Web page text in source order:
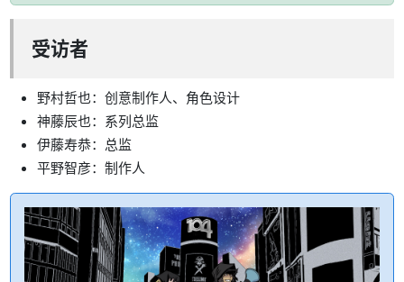
受访者
野村哲也：创意制作人、 角色设计
神藤辰也： 系列总监
伊藤寿恭： 总监
平野智彦：制作人